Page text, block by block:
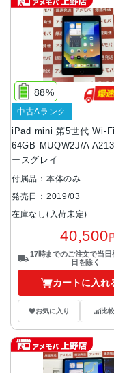
iPad mini 第5世代 Wi-
64GB MUQW2J/A
ースグレイ
88%
中古Aランク
付属品：本体のみ
発売日：2019/03
在庫なし(入荷未定)
40,500
17時までのご注文で当
日を除く
カートに入れ
お気に入り 比